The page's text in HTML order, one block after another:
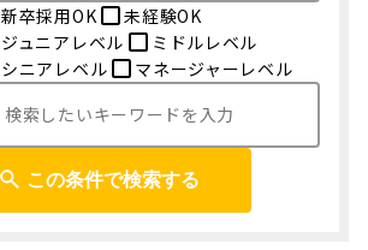
新卒採用OK
未経験OK
ジュニアレベル
ミドルレベル
シニアレベル
マネージャーレベル
この条件で検索する